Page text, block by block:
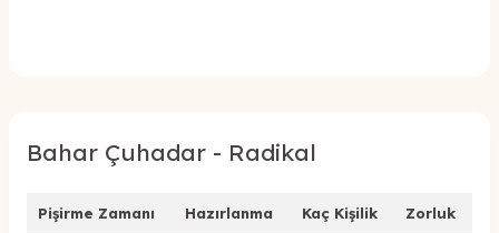
Bahar Çuhadar - Radikal
Pişirme Zamanı Hazırlanma Kaç Kişilik Zorluk